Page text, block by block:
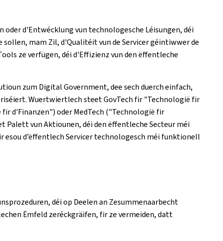
d'Entwécklung vun technologesche Léisungen, déi
mam Zil, d'Qualitéit vun de Servicer géintiwwer de
ze verfügen, déi d'Effizienz vun den ëffentleche
zum Digital Government, dee sech duerch einfach,
Wuertwiertlech steet GovTech fir "Technologië fir
d'Finanzen") oder MedTech ("Technologië fir
Palett vun Aktiounen, déi den ëffentleche Secteur méi
d’ëffentlech Servicer technologesch méi funktionell
déi op Deelen an Zesummenaarbecht
Ëmfeld zeréckgräifen, fir ze vermeiden, datt